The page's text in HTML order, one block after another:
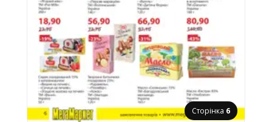
Сторінка 6